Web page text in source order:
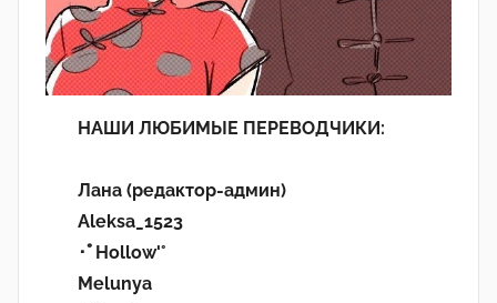
НАШИ ЛЮБИМЫЕ ПЕРЕВОДЧИКИ:
Лана (редактор-админ)
Aleksa_1523
･ﾟHollow'°
Melunya